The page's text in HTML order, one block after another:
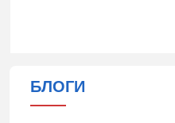
БЛОГИ